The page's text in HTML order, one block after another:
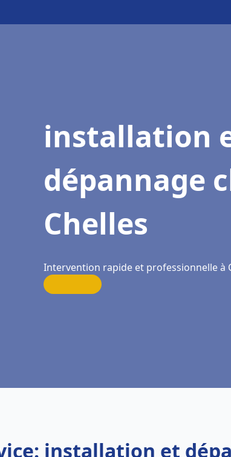
installation
dépannage
Chelles
Intervention rapide et professionnelle à
installation et